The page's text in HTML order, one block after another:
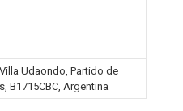
Udaondo, Partido de
B1715CBC, Argentina